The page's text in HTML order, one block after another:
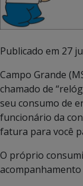
Publicado em 27
Campo Grande
chamado de
seu consumo de
funcionário da
fatura para você
O próprio